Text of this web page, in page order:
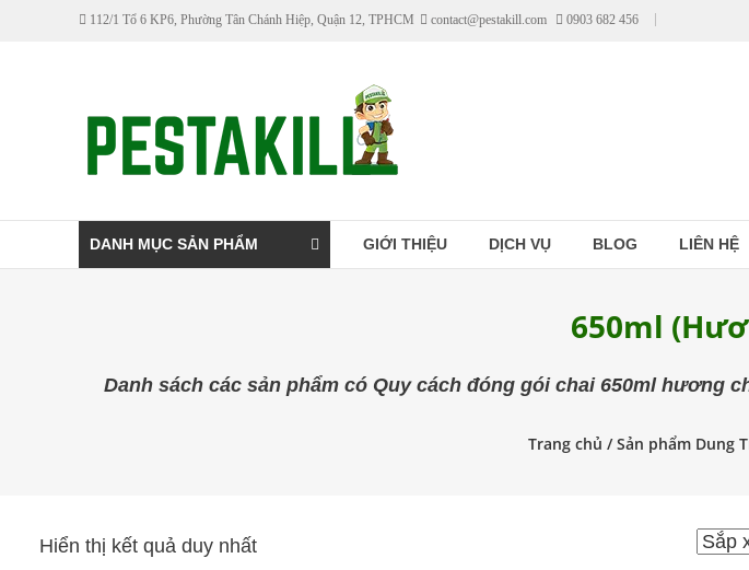
112/1 Tổ 6 KP6, Phường Tân Chánh Hiệp, Quận 12, TPHCM contact@pestakill.com 0903 682 456
Cửa
thuốc
diệt
DANH MỤC SẢN PHẨM GIỚI THIỆU DỊCH VỤ BLOG LIÊN HỆ
650ml
Danh sách các sản phẩm có Quy cách đóng gói chai 650ml hương
Trang chủ / Sản phẩm Dung
Hiển thị kết quả duy nhất